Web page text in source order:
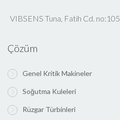
VIBSENS Tuna, Fatih Cd.
Çözüm
Genel Kritik Makineler
Soğutma Kuleleri
Rüzgar Türbinleri